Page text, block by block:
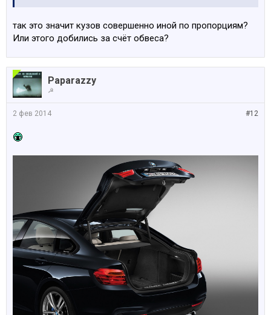
так это значит кузов совершенно иной по пропорциям?
Или этого добились за счёт обвеса?
Paparazzy
☭
#12
2 фев 2014